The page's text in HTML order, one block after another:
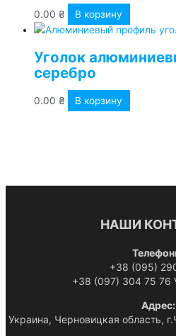
0.00 ₴ В корзину
Уголок
серебро
0.00 ₴ В корзину
НАШИ
+38 (095)
+38 (097) 304 75 76
Адрес:
Украина, Черновицкая область,